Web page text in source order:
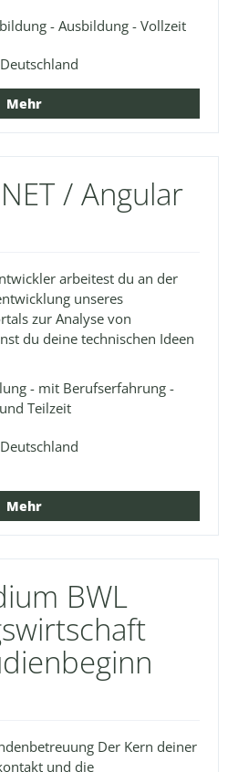
- Ausbildung - Vollzeit
Mehr
/ Angular
arbeitest du an der
unseres
zur Analyse von
du deine technischen Ideen
- mit Berufserfahrung -
Teilzeit
Mehr
BWL
Der Kern deiner
und die